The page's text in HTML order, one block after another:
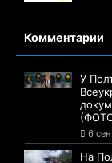
Комментарии
У
6
На